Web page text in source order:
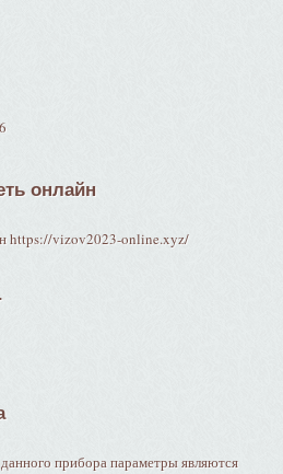
онлайн
https://vizov2023-online.xyz/
прибора параметры являются